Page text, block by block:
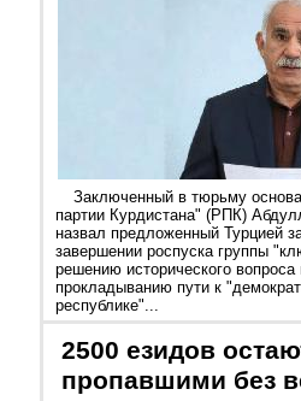
Заключенный в тюрьму
партии Курдистана" (РПК)
назвал предложенный Турцией
завершении роспуска группы
решению исторического вопроса
прокладыванию пути к
республике"...
2500 езидов
пропавшими без